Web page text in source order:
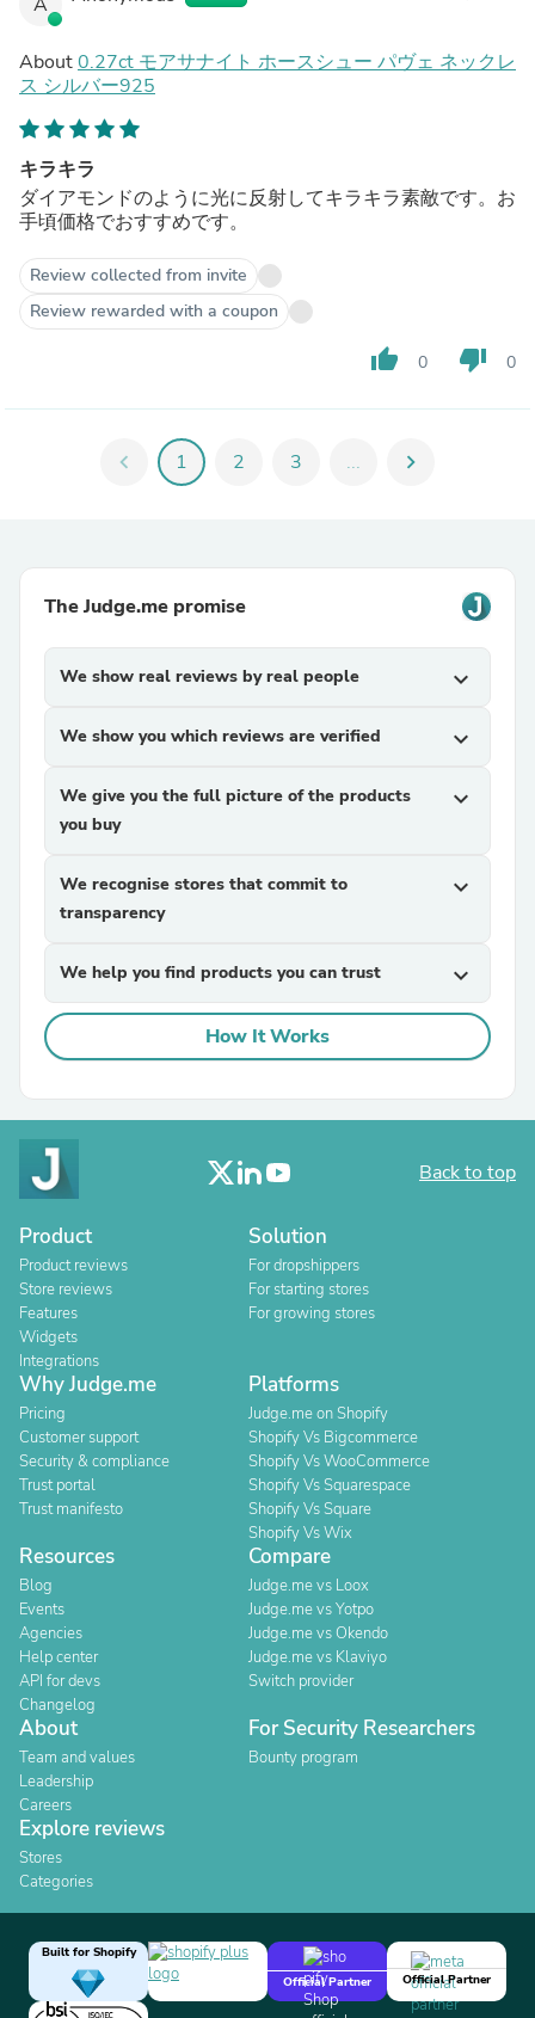
About0.27ct モアサナイト ホースシュー パヴェ ネックレ
ス シルバー925
キラキラ
ダイアモンドのように光に反射してキラキラ素敵です。お
手頃価格でおすすめです。
Review collected from invite
Review rewarded with a coupon
thumb_up 0 thumb_down 0
chevron_left 1 2 3 ... chevron_right
The Judge.me promise
We show real reviews by real people expand_more
We show you which reviews are verified expand_more
We give you the full picture of the products
you buy
expand_more
We recognise stores that commit to
transparency
expand_more
We help you find products you can trust expand_more
How It Works
Back to top
Product
Product reviews
Store reviews
Features
Widgets
Integrations
Solution
For dropshippers
For starting stores
For growing stores
Why Judge.me
Pricing
Customer support
Security & compliance
Trust portal
Trust manifesto
Platforms
Judge.me on Shopify
Shopify Vs Bigcommerce
Shopify Vs WooCommerce
Shopify Vs Squarespace
Shopify Vs Square
Shopify Vs Wix
Resources
Blog
Events
Agencies
Help center
API for devs
Changelog
Compare
Judge.me vs Loox
Judge.me vs Yotpo
Judge.me vs Okendo
Judge.me vs Klaviyo
Switch provider
About
Team and values
Leadership
Careers
For Security Researchers
Bounty program
Explore reviews
Stores
Categories
Built for Shopify
Official Partner
Official Partner